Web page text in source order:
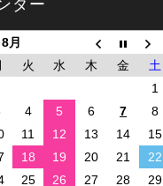
ダー
月
火 水 木 金
土
1
4 5 6 7
8
11 12 13 14
15
18 19 20 21
22
25 26 27 28
29